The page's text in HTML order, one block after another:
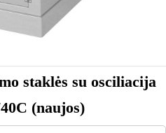
staklės su osciliacija
(naujos)